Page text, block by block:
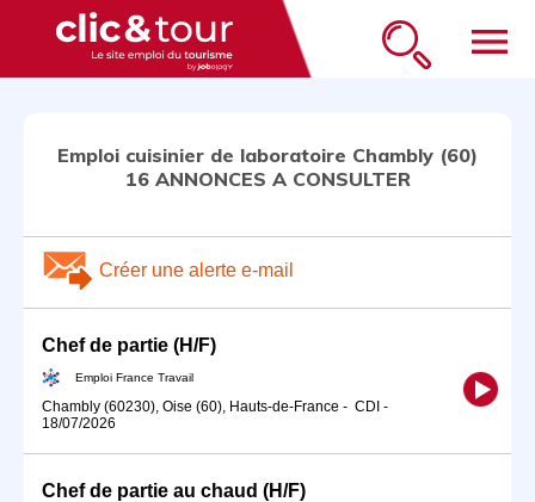
menu
Emploi cuisinier de laboratoire Chambly (60)
16 ANNONCES A CONSULTER
Créer une alerte e-mail
Chef de partie (H/F)
Emploi France Travail
Chambly (60230), Oise (60), Hauts-de-France - CDI -
18/07/2026
Chef de partie au chaud (H/F)